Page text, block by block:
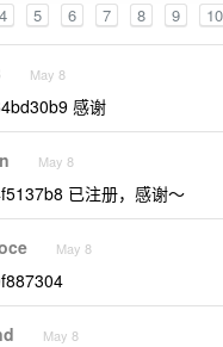
4 5 6 7 8 9 10
May 8
感谢
May 8
已注册，感谢～
May 8
May 8